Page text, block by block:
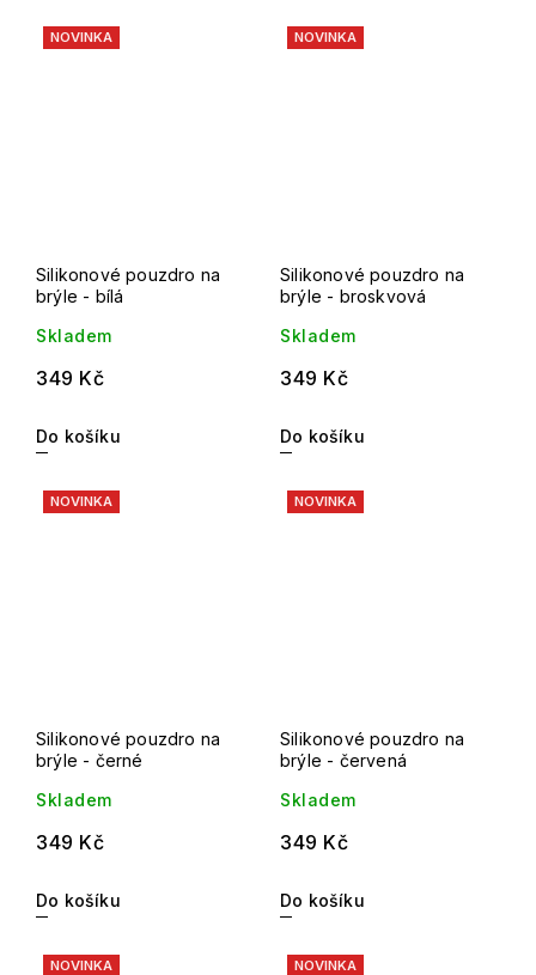
NOVINKA
Silikonové pouzdro na
brýle - bílá
Skladem
349 Kč
Do košíku
NOVINKA
Silikonové pouzdro na
brýle - broskvová
Skladem
349 Kč
Do košíku
NOVINKA
Silikonové pouzdro na
brýle - černé
Skladem
349 Kč
Do košíku
NOVINKA
Silikonové pouzdro na
brýle - červená
Skladem
349 Kč
Do košíku
NOVINKA NOVINKA